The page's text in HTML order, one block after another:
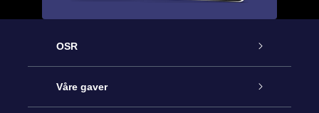
OSR
Kundeservice
Våre gaver